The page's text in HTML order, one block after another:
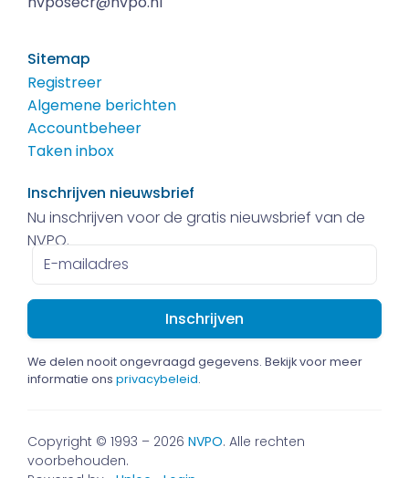
Sitemap
Registreer
Algemene berichten
Accountbeheer
Taken inbox
Inschrijven nieuwsbrief
Nu inschrijven voor de gratis nieuwsbrief van de
NVPO.
E-
mailadres
We delen nooit ongevraagd gegevens. Bekijk voor meer
informatie ons privacybeleid.
Copyright © 1993 – 2026 NVPO. Alle rechten
voorbehouden.